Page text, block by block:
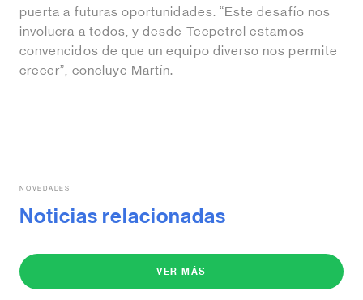
puerta a futuras oportunidades. “Este desafío nos
involucra a todos, y desde Tecpetrol estamos
convencidos de que un equipo diverso nos permite
crecer”, concluye Martín.
NOVEDADES
Noticias relacionadas
VER MÁS